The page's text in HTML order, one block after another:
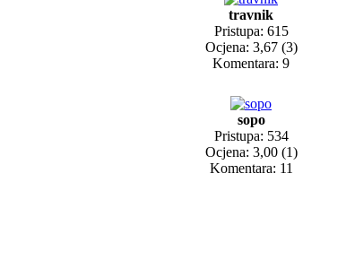
travnik
Pristupa: 615
Ocjena: 3,67 (3)
Komentara: 9
sopo
Pristupa: 534
Ocjena: 3,00 (1)
Komentara: 11